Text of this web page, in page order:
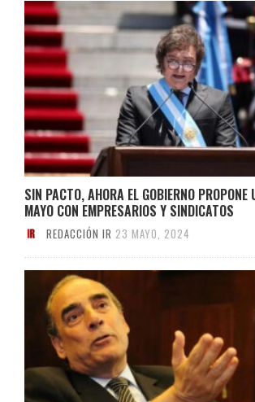
SIN PACTO, AHORA EL GOBIERNO PROPONE
MAYO CON EMPRESARIOS Y SINDICATOS
REDACCIÓN IR 23 MAYO, 2024